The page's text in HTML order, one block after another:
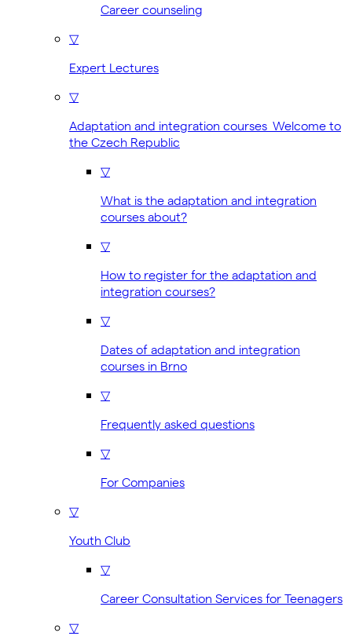
Career counseling
▽
Expert Lectures
▽
Adaptation and integration courses Welcome to
the Czech Republic
▽
What is the adaptation and integration
courses about?
▽
How to register for the adaptation and
integration courses?
▽
Dates of adaptation and integration
courses in Brno
▽
Frequently asked questions
▽
For Companies
▽
Youth Club
▽
Career Consultation Services for Teenagers
▽